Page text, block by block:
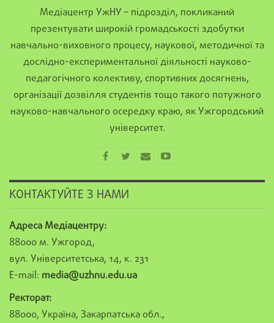
Медіацентр УжНУ – підрозділ, покликаний
презентувати широкій громадськості здобутки
навчально-виховного процесу, наукової, методичної та
дослідно-експериментальної діяльності науково-
педагогічного колективу, спортивних досягнень,
організації дозвілля студентів тощо такого потужного
науково-навчального осередку краю, як Ужгородський
університет.
КОНТАКТУЙТЕ З НАМИ
Адреса Медіацентру:
88000 м. Ужгород,
вул. Університетська, 14, к. 231
E-mail: media@uzhnu.edu.ua
Ректорат:
88000, Україна, Закарпатська обл.,